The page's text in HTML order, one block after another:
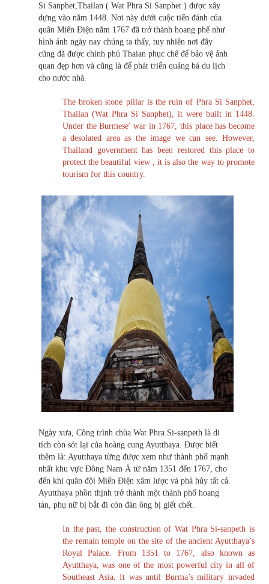
Si Sanphet,Thailan ( Wat Phra Si Sanphet ) được xây
dựng vào năm 1448. Nơi này dưới cuộc tiến đánh của
quân Miến Điện năm 1767 đã trở thành hoang phế như
hình ảnh ngày nay chúng ta thấy, tuy nhiên nơi đây
cũng đã được chính phủ Thaian phục chế để bảo vệ ảnh
quan đẹp hơn và cũng là để phát triển quảng bá du lịch
cho nước nhà.
The broken stone pillar is the ruin of Phra Si Sanphet,
Thailan (Wat Phra Si Sanphet), it were built in 1448.
Under the Burmese' war in 1767, this place has become
a desolated area as the image we can see. However,
Thailand government has been restored this place to
protect the beautiful view , it is also the way to promote
tourism for this country.
Ngày xưa, Công trình chùa Wat Phra Si-sanpeth là di
tích còn sót lại của hoàng cung Ayutthaya. Được biết
thêm là: Ayutthaya từng được xem như thành phố mạnh
nhất khu vực Đông Nam Á từ năm 1351 đến 1767, cho
đến khi quân đội Miến Điện xâm lược và phá hủy tất cả.
Ayutthaya phồn thịnh trở thành một thành phố hoang
tàn, phụ nữ bị bắt đi còn đàn ông bị giết chết.
In the past, the construction of Wat Phra Si-sanpeth is
the remain temple on the site of the ancient Ayutthaya’s
Royal Palace. From 1351 to 1767, also known as
Ayutthaya, was one of the most powerful city in all of
Southeast Asia. It was until Burma’s military invaded